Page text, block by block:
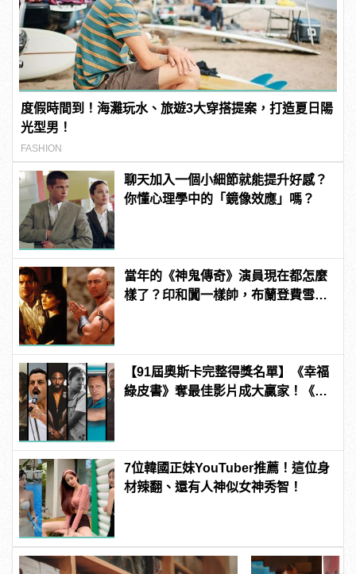
度假時間到！海灘玩水、旅遊3大穿搭提案，打造夏日陽
光型男！
FASHION
聊天加入一個小細節就能提升好感？
你懂心理學中的「鏡像效應」嗎？
當年的《神鬼傳奇》演員現在都怎麼
樣了？印和闐一樣帥，布蘭登費雪大
【91屆奧斯卡完整得獎名單】《幸福
綠皮書》奪最佳影片成大贏家！《波
7位韓國正妹YouTuber推薦！這位身
材辣翻、還有人神似女神秀智！